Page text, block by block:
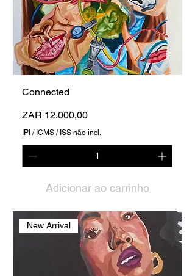
Connected
Preço
ZAR 12.000,00
IPI / ICMS / ISS não incl.
Adicionar ao carrinho
New Arrival